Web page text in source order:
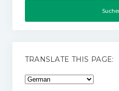
TRANSLATE THIS PAGE: